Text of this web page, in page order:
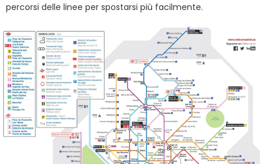
percorsi delle linee per spostarsi più facilmente.